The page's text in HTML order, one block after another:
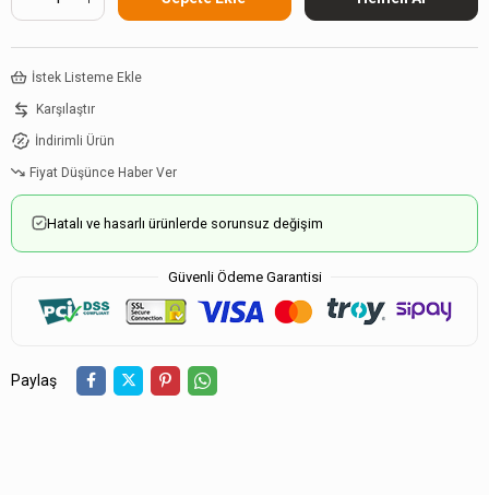
İstek Listeme Ekle
Karşılaştır
İndirimli Ürün
Fiyat Düşünce Haber Ver
Hatalı ve hasarlı ürünlerde sorunsuz değişim
Güvenli Ödeme Garantisi
Paylaş